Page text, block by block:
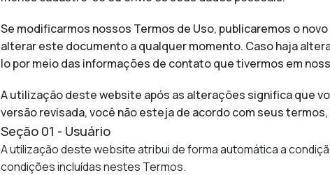
Se modificarmos nossos Termos de Uso, publicaremos o
alterar este documento a qualquer momento. Caso haja
lo por meio das informações de contato que tivermos em
A utilização deste website após as alterações significa que
versão revisada, você não esteja de acordo com seus
Seção 01 - Usuário
A utilização deste website atribui de forma automática a
condições incluídas nestes Termos.